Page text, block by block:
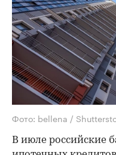
Фото: bellena /
В июле российские